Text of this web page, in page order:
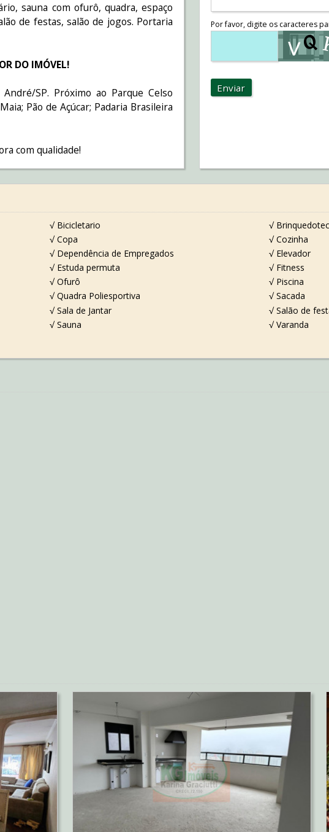
sauna com ofurô, quadra, espaço
de festas, salão de jogos. Portaria
DO IMÓVEL!
SP. Próximo ao Parque Celso
Pão de Açúcar; Padaria Brasileira
com qualidade!
Por favor, digite os caracteres
Enviar
√ Bicicletario
√
√ Copa
√ Cozinha
√ Dependência de Empregados
√ Elevador
√ Estuda permuta
√ Fitness
√ Ofurô
√ Piscina
√ Quadra Poliesportiva
√ Sacada
√ Sala de Jantar
√ Salão de
√ Sauna
√ Varanda